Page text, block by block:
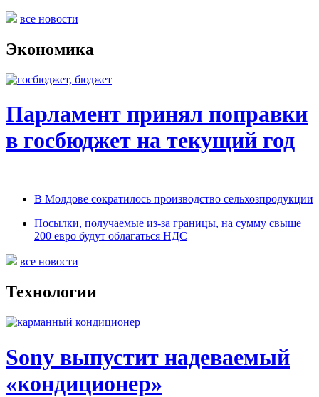
все новости
Экономика
Парламент принял поправки
в госбюджет на текущий год
В Молдове сократилось производство сельхозпродукции
Посылки, получаемые из-за границы, на сумму свыше
200 евро будут облагаться НДС
все новости
Технологии
Sony выпустит надеваемый
«кондиционер»